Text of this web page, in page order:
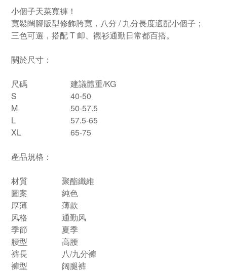
小個子天菜寬褲！
寬鬆闊腳版型修飾胯寬，八分 / 九分長度適配小個子；
三色可選，搭配 T 卹、襯衫通勤日常都百搭。
關於尺寸：
尺碼
建議體重/KG
S
40-50
M
50-57.5
L
57.5-65
XL
65-75
產品規格：
材質
聚酯纖維
圖案
純色
厚薄
薄款
风格
通勤风
季節
夏季
腰型
高腰
裤長
八/九分褲
褲型
阔腿裤